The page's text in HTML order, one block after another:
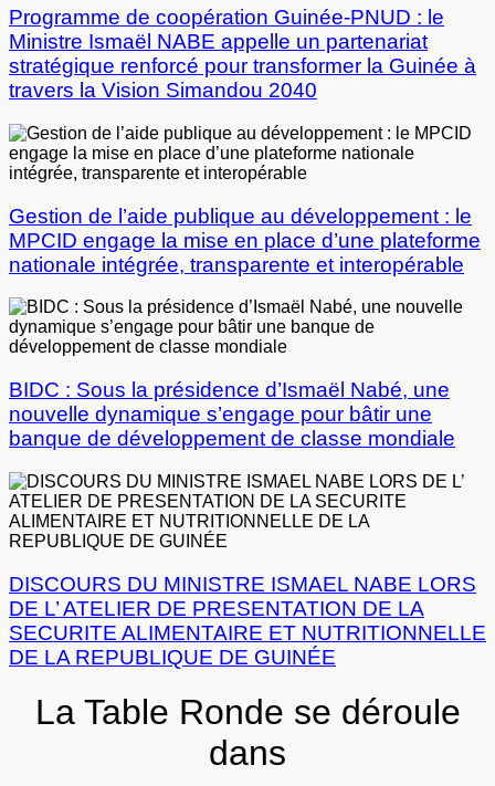
Programme de coopération Guinée-PNUD : le
Ministre Ismaël NABE appelle un partenariat
stratégique renforcé pour transformer la Guinée à
travers la Vision Simandou 2040
Gestion de l’aide publique au développement : le
MPCID engage la mise en place d’une plateforme
nationale intégrée, transparente et interopérable
BIDC : Sous la présidence d’Ismaël Nabé, une
nouvelle dynamique s’engage pour bâtir une
banque de développement de classe mondiale
DISCOURS DU MINISTRE ISMAEL NABE LORS
DE L’ ATELIER DE PRESENTATION DE LA
SECURITE ALIMENTAIRE ET NUTRITIONNELLE
DE LA REPUBLIQUE DE GUINÉE
La Table Ronde se déroule
dans